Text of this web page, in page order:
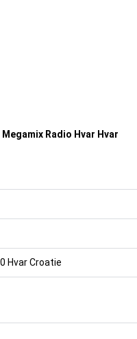
Radio Hvar Hvar
Hvar Croatie